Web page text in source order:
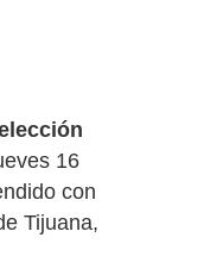
16
con
Tijuana,